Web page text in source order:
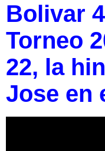
Bolivar
Torneo
22, la
Jose en